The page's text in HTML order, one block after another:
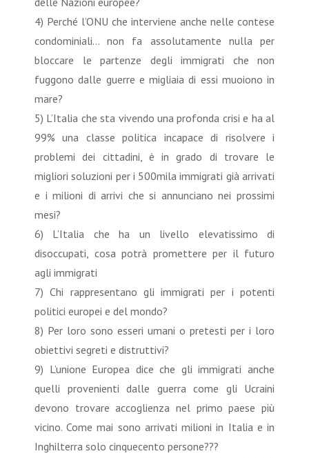
4) Perché l’ONU che interviene anche nelle contese
condominiali… non fa assolutamente nulla per
bloccare le partenze degli immigrati che non
fuggono dalle guerre e migliaia di essi muoiono in
mare?
5) L’Italia che sta vivendo una profonda crisi e ha al
99% una classe politica incapace di risolvere i
problemi dei cittadini, è in grado di trovare le
migliori soluzioni per i 500mila immigrati già arrivati
e i milioni di arrivi che si annunciano nei prossimi
mesi?
6) L’Italia che ha un livello elevatissimo di
disoccupati, cosa potrà promettere per il futuro
agli immigrati
7) Chi rappresentano gli immigrati per i potenti
politici europei e del mondo?
8) Per loro sono esseri umani o pretesti per i loro
obiettivi segreti e distruttivi?
9) L’unione Europea dice che gli immigrati anche
quelli provenienti dalle guerra come gli Ucraini
devono trovare accoglienza nel primo paese più
vicino. Come mai sono arrivati milioni in Italia e in
Inghilterra solo cinquecento persone???